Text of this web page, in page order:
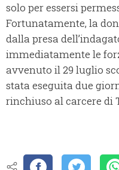
solo per essersi
Fortunatamente, la
dalla presa
immediatamente le
avvenuto il 29 luglio
stata eseguita due
rinchiuso al carcere di